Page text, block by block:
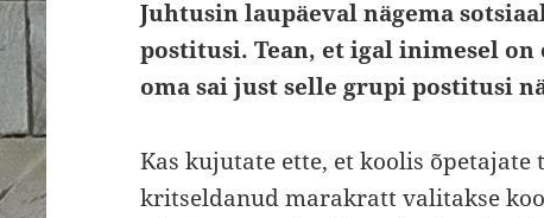
Juhtusin laupäeval nägema
postitusi. Tean, et igal inimesel
oma sai just selle grupi postitusi
Kas kujutate ette, et koolis õpetajate
kritseldanud marakratt valitakse